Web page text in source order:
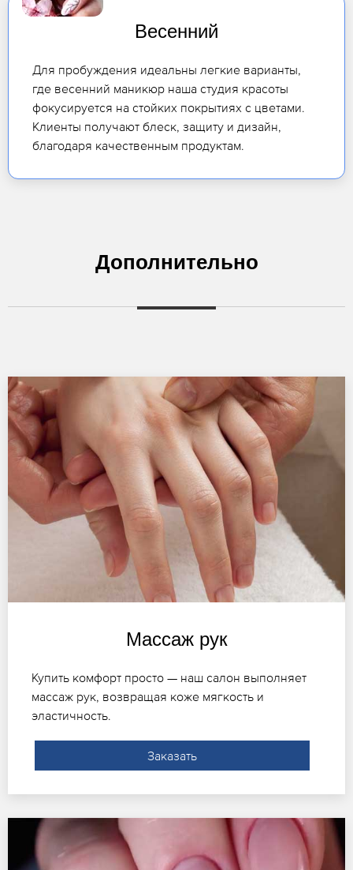
Весенний
Для пробуждения идеальны легкие варианты,
где весенний маникюр наша студия красоты
фокусируется на стойких покрытиях с цветами.
Клиенты получают блеск, защиту и дизайн,
благодаря качественным продуктам.
Дополнительно
Массаж рук
Купить комфорт просто — наш салон выполняет
массаж рук, возвращая коже мягкость и
эластичность.
Заказать